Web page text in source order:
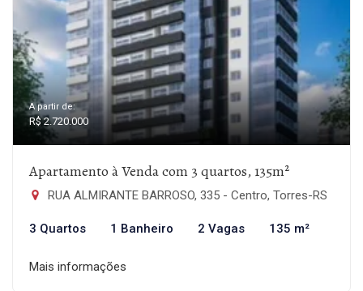
A partir de:
R$ 2.720.000
Apartamento à Venda com 3 quartos, 135m²
RUA ALMIRANTE BARROSO, 335 - Centro, Torres-RS
3 Quartos 1 Banheiro 2 Vagas 135 m²
Mais informações